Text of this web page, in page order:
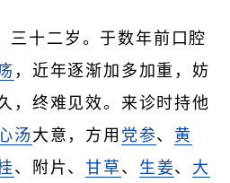
三十二岁。于数年前口腔
，近年逐渐加多加重，妨
，终难见效。来诊时持他
汤 大意，方用 党参、 黄
、附片、甘草 、 生姜、 大